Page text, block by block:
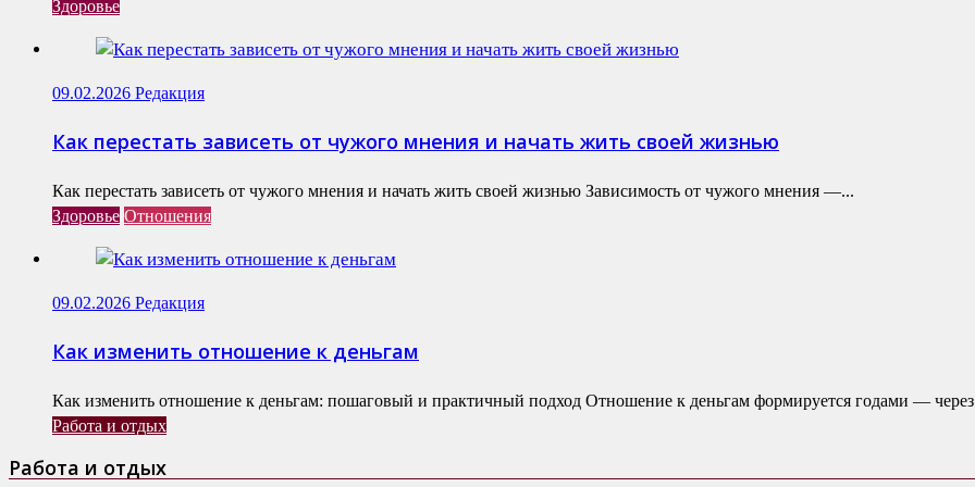
Здоровье
09.02.2026 Редакция
Как перестать зависеть от чужого мнения и начать жить своей жизнью
Как перестать зависеть от чужого мнения и начать жить своей жизнью Зависимость от чужого мнения —...
Здоровье Отношения
09.02.2026 Редакция
Как изменить отношение к деньгам
Как изменить отношение к деньгам: пошаговый и практичный подход Отношение к деньгам формируется годами —
Работа и отдых
Работа и отдых